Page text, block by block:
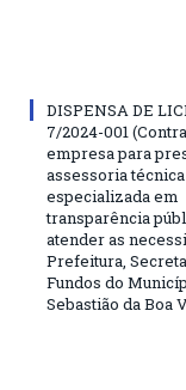
DISPENSA DE
7/2024-001
empresa para
assessoria técnica
especializada em
transparência
atender as
Prefeitura,
Fundos do
Sebastião da Boa